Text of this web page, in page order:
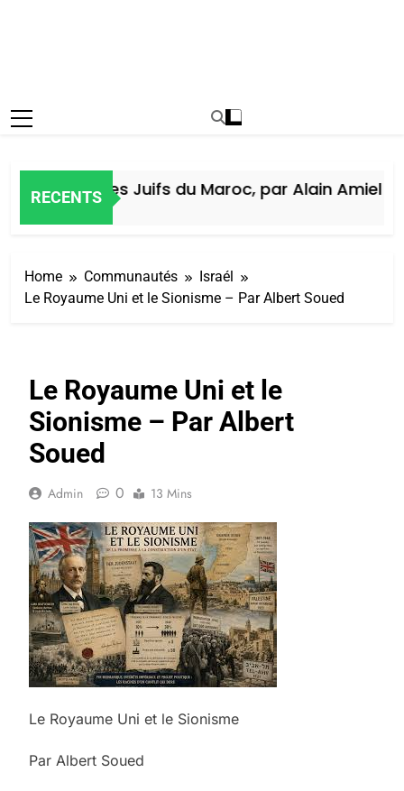
RECENTS
Histoire des Juifs du Maroc, par Alain Amiel
Home Communautés
Israél
Le Royaume Uni et le Sionisme – Par Albert Soued
Le Royaume Uni et le
Sionisme – Par Albert
Soued
Admin 0 13 Mins
Le Royaume Uni et le Sionisme
Par Albert Soued